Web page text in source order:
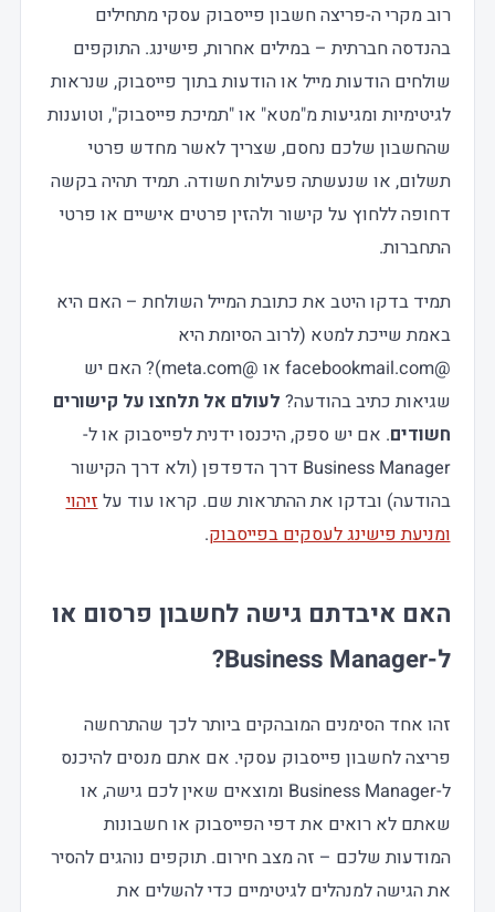
רוב מקרי ה-פריצה חשבון פייסבוק עסקי מתחילים
בהנדסה חברתית – במילים אחרות, פישינג. התוקפים
שולחים הודעות מייל או הודעות בתוך פייסבוק, שנראות
לגיטימיות ומגיעות מ"מטא" או "תמיכת פייסבוק", וטוענות
שהחשבון שלכם נחסם, שצריך לאשר מחדש פרטי
תשלום, או שנעשתה פעילות חשודה. תמיד תהיה בקשה
דחופה ללחוץ על קישור ולהזין פרטים אישיים או פרטי
התחברות.
תמיד בדקו היטב את כתובת המייל השולחת – האם היא
באמת שייכת למטא (לרוב הסיומת היא
@facebookmail.com או @meta.com)? האם יש
שגיאות כתיב בהודעה? לעולם אל תלחצו על קישורים
חשודים. אם יש ספק, היכנסו ידנית לפייסבוק או ל-
Business Manager דרך הדפדפן (ולא דרך הקישור
בהודעה) ובדקו את ההתראות שם. קראו עוד על זיהוי
ומניעת פישינג לעסקים בפייסבוק.
האם איבדתם גישה לחשבון פרסום או
ל-Business Manager?
זהו אחד הסימנים המובהקים ביותר לכך שהתרחשה
פריצה לחשבון פייסבוק עסקי. אם אתם מנסים להיכנס
ל-Business Manager ומוצאים שאין לכם גישה, או
שאתם לא רואים את דפי הפייסבוק או חשבונות
המודעות שלכם – זה מצב חירום. תוקפים נוהגים להסיר
את הגישה למנהלים לגיטימיים כדי להשלים את